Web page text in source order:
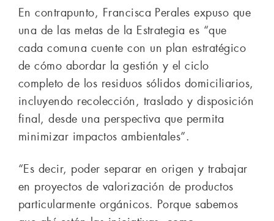
En contrapunto, Francisca Perales expuso que
una de las metas de la Estrategia es “que
cada comuna cuente con un plan estratégico
de cómo abordar la gestión y el ciclo
completo de los residuos sólidos domiciliarios,
incluyendo recolección, traslado y disposición
final, desde una perspectiva que permita
minimizar impactos ambientales”.
“Es decir, poder separar en origen y trabajar
en proyectos de valorización de productos
particularmente orgánicos. Porque sabemos